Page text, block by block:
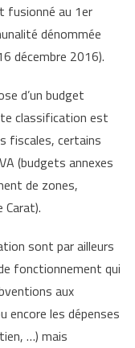
fusionné au 1er
dénommée
décembre 2016).
d’un budget
classification est
fiscales, certains
(budgets annexes
de zones,
sont par ailleurs
fonctionnement qui
aux
encore les dépenses
…) mais